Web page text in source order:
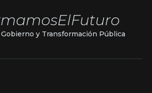
Gobierno y Transformación Pública